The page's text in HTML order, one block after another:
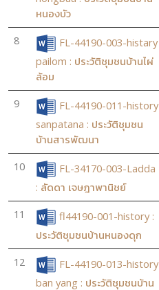
หนองบัว
8
FL-44190-003-histary
pailom : ประวัติชุมชนบ้านไผ่
ล้อม
9
FL-44190-011-history
sanpatana : ประวัติชุมชน
บ้านสารพัฒนา
10
FL-34170-003-Ladda
: ลัดดา เจษฎาพานิชย์
11
fl44190-001-history :
ประวัติชุมชนบ้านหนองดุก
12
FL-44190-013-history
ban yang : ประวัติชุมชนบ้าน